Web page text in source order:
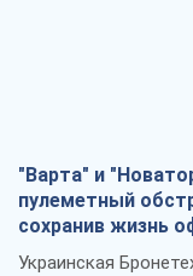
"Варта" и
пулеметный
сохранив жизнь
Украинская